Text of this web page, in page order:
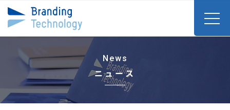
News
ニュース